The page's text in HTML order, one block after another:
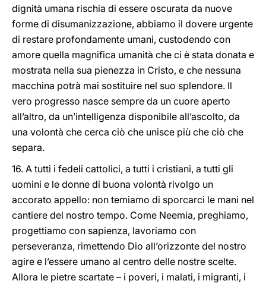
dignità umana rischia di essere oscurata da nuove
forme di disumanizzazione, abbiamo il dovere urgente
di restare profondamente umani, custodendo con
amore quella magnifica umanità che ci è stata donata e
mostrata nella sua pienezza in Cristo, e che nessuna
macchina potrà mai sostituire nel suo splendore. Il
vero progresso nasce sempre da un cuore aperto
all’altro, da un’intelligenza disponibile all’ascolto, da
una volontà che cerca ciò che unisce più che ciò che
separa.
16. A tutti i fedeli cattolici, a tutti i cristiani, a tutti gli
uomini e le donne di buona volontà rivolgo un
accorato appello: non temiamo di sporcarci le mani nel
cantiere del nostro tempo. Come Neemia, preghiamo,
progettiamo con sapienza, lavoriamo con
perseveranza, rimettendo Dio all’orizzonte del nostro
agire e l’essere umano al centro delle nostre scelte.
Allora le pietre scartate – i poveri, i malati, i migranti, i